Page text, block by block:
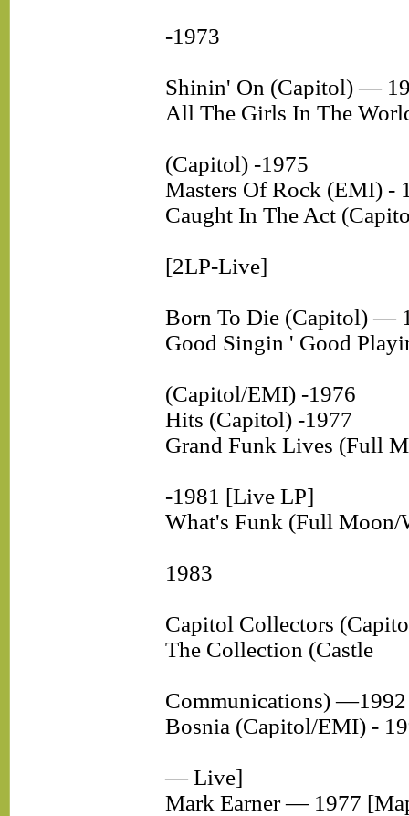
-1973
Shinin' On (Capitol) —
All The Girls In The
(Capitol) -1975
Masters Of Rock (EMI) -
Caught In The Act
[2LP-Live]
Born To Die (Capitol) —
Good Singin ' Good
(Capitol/EMI) -1976
Hits (Capitol) -1977
Grand Funk Lives (Full
-1981 [Live LP]
What's Funk (Full Moon/
1983
Capitol Collectors
The Collection (Castle
Communications) —1992
Bosnia (Capitol/EMI) -
— Live]
Mark Earner — 1977